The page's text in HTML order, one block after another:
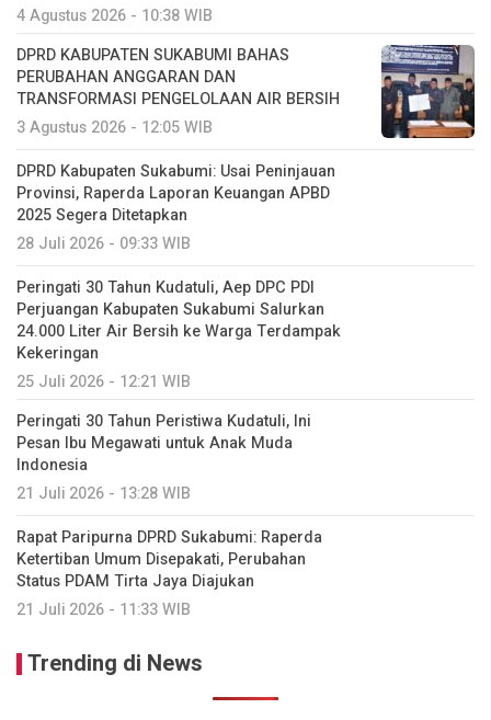
4 Agustus 2026 - 10:38 WIB
DPRD KABUPATEN SUKABUMI BAHAS
PERUBAHAN ANGGARAN DAN
TRANSFORMASI PENGELOLAAN AIR BERSIH
3 Agustus 2026 - 12:05 WIB
DPRD Kabupaten Sukabumi: Usai Peninjauan
Provinsi, Raperda Laporan Keuangan APBD
2025 Segera Ditetapkan
28 Juli 2026 - 09:33 WIB
Peringati 30 Tahun Kudatuli, Aep DPC PDI
Perjuangan Kabupaten Sukabumi Salurkan
24.000 Liter Air Bersih ke Warga Terdampak
Kekeringan
25 Juli 2026 - 12:21 WIB
Peringati 30 Tahun Peristiwa Kudatuli, Ini
Pesan Ibu Megawati untuk Anak Muda
Indonesia
21 Juli 2026 - 13:28 WIB
Rapat Paripurna DPRD Sukabumi: Raperda
Ketertiban Umum Disepakati, Perubahan
Status PDAM Tirta Jaya Diajukan
21 Juli 2026 - 11:33 WIB
Trending di News